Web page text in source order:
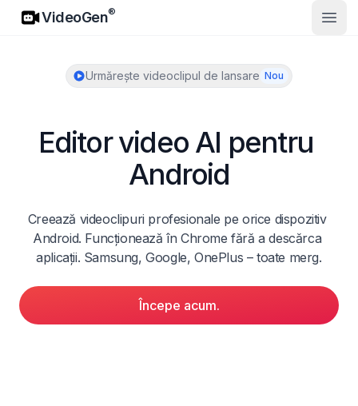
VideoGen
VideoGen®
Urmărește videoclipul de lansare Nou
Editor video AI pentru
Android
Creează videoclipuri profesionale pe orice dispozitiv
Android. Funcționează în Chrome fără a descărca
aplicații. Samsung, Google, OnePlus – toate merg.
Începe acum.